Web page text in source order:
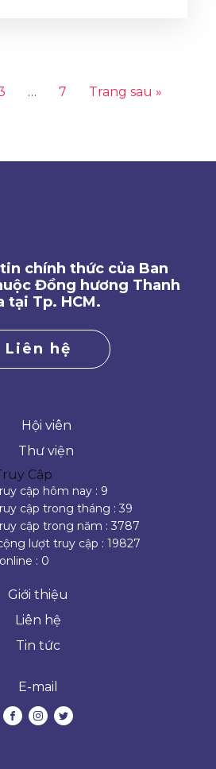
… 7 Trang sau »
chính thức của Ban
Đồng hương Thanh
tại Tp. HCM.
Liên hệ
Hội viên
Thư viện
Cập
cập hôm nay : 9
cập trong tháng : 39
cập trong năm : 3787
lượt truy cập : 19827
: 0
Giới thiệu
Liên hệ
Tin tức
E-mail